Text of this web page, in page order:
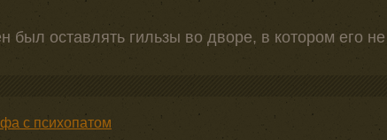
был оставлять гильзы во дворе, в котором его не
с психопатом